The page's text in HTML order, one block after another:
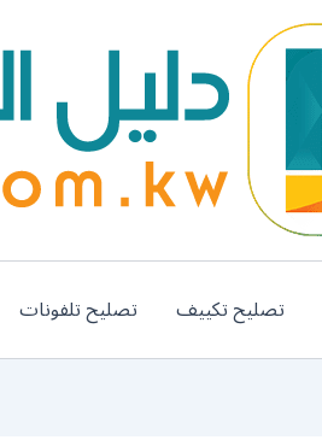
تصليح تكييف تصليح تلفونات